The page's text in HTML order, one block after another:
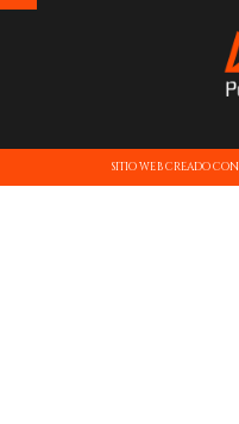
SITIO WEB CREADO